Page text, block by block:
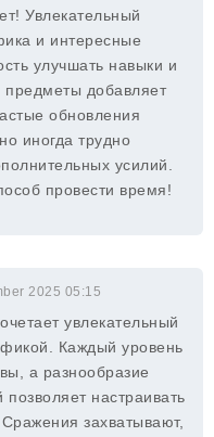
Увлекательный
и интересные
улучшать навыки и
предметы добавляет
обновления
иногда трудно
усилий.
провести время!
2025 05:15
увлекательный
Каждый уровень
а разнообразие
настраивать
захватывают,